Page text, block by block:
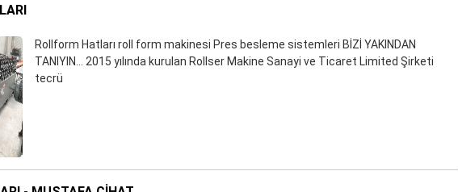
Rollform Hatları roll form makinesi Pres besleme sistemleri BİZİ YAKINDAN
TANIYIN... 2015 yılında kurulan Rollser Makine Sanayi ve Ticaret Limited Şirketi
tecrü